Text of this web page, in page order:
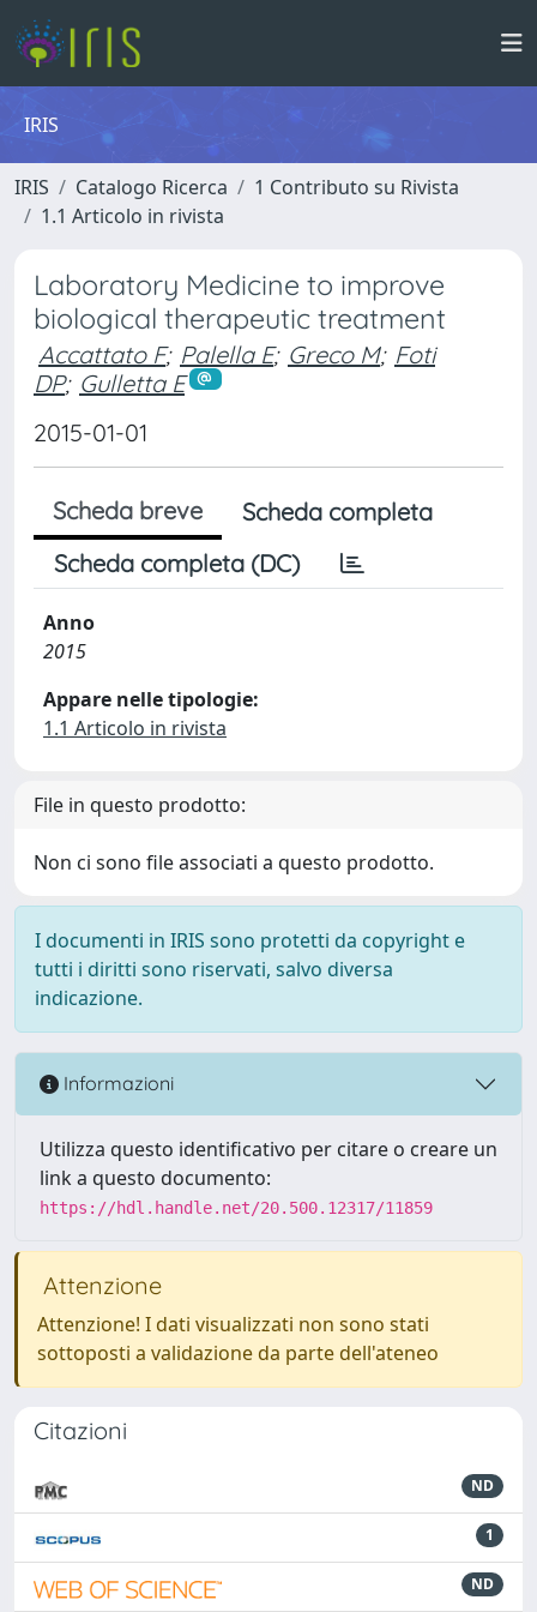
IRIS
IRIS Catalogo Ricerca
1 Contributo su Rivista
1.1 Articolo in rivista
Laboratory Medicine to improve
biological therapeutic treatment
Accattato F; Palella E; Greco M; Foti
DP; Gulletta E
2015-01-01
Scheda breve
Scheda completa
Scheda completa (DC)
Anno
2015
Appare nelle tipologie:
1.1 Articolo in rivista
File in questo prodotto:
Non ci sono file associati a questo prodotto.
I documenti in IRIS sono protetti da copyright e
tutti i diritti sono riservati, salvo diversa
indicazione.
Informazioni
Utilizza questo identificativo per citare o creare un
link a questo documento:
https://hdl.handle.net/20.500.12317/11859
Attenzione
Attenzione! I dati visualizzati non sono stati
sottoposti a validazione da parte dell'ateneo
Citazioni
ND
1
ND